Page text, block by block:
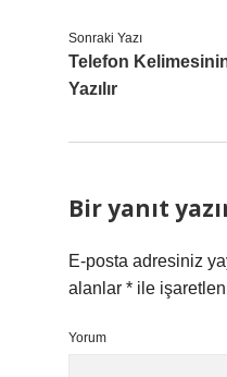
Sonraki Yazı
Telefon Kelimesinin
Yazılır
Bir yanıt
E-posta adresiniz
alanlar * ile
Yorum